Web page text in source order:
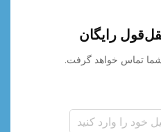
رایگان
شما تماس خواهد گرفت.